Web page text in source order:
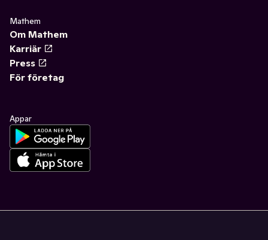
Mathem
Om Mathem
Karriär
Press
För företag
Appar